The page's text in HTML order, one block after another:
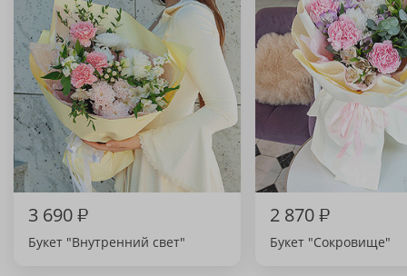
3 690₽
Букет "Внутренний свет"
2 870₽
Букет "Сокровище"